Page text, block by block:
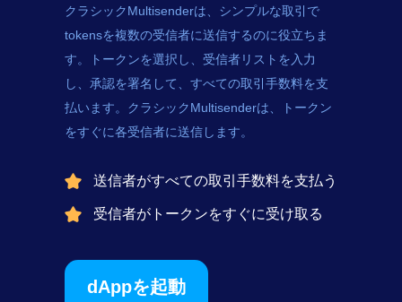
クラシックMultisenderは、シンプルな取引で
tokensを複数の受信者に送信するのに役立ちま
す。トークンを選択し、受信者リストを入力
し、承認を署名して、すべての取引手数料を支
払います。クラシックMultisenderは、トークン
をすぐに各受信者に送信します。
送信者がすべての取引手数料を支払う
受信者がトークンをすぐに受け取る
dAppを起動